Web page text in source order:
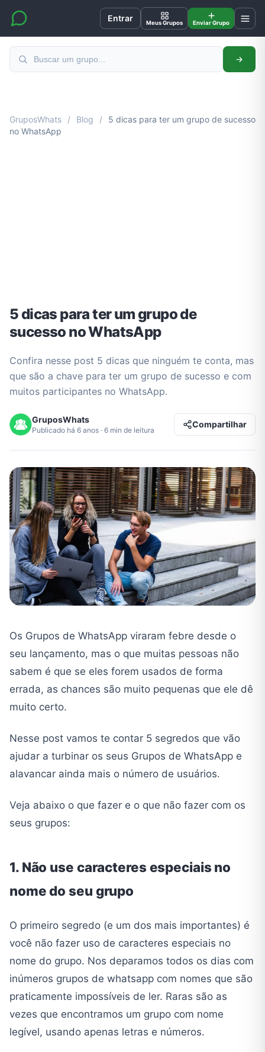
Entrar Meus Grupos Enviar Grupo
GruposWhats / Blog /
5 dicas para ter um grupo de sucesso
no WhatsApp
5 dicas para ter um grupo de
sucesso no WhatsApp
Confira nesse post 5 dicas que ninguém te conta, mas
que são a chave para ter um grupo de sucesso e com
muitos participantes no WhatsApp.
GruposWhats
Publicado há 6 anos · 6 min de leitura
Compartilhar
Os Grupos de WhatsApp viraram febre desde o
seu lançamento, mas o que muitas pessoas não
sabem é que se eles forem usados de forma
errada, as chances são muito pequenas que ele dê
muito certo.
Nesse post vamos te contar 5 segredos que vão
ajudar a turbinar os seus Grupos de WhatsApp e
alavancar ainda mais o número de usuários.
Veja abaixo o que fazer e o que não fazer com os
seus grupos:
1. Não use caracteres especiais no
nome do seu grupo
O primeiro segredo (e um dos mais importantes) é
você não fazer uso de caracteres especiais no
nome do grupo. Nos deparamos todos os dias com
inúmeros grupos de whatsapp com nomes que são
praticamente impossíveis de ler. Raras são as
vezes que encontramos um grupo com nome
legível, usando apenas letras e números.